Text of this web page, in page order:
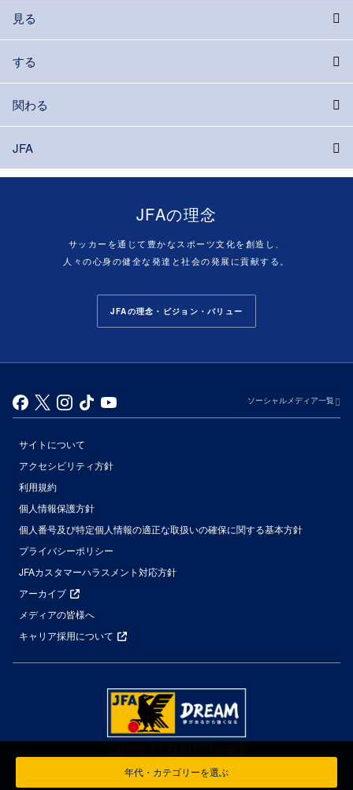
見る
する
関わる
JFA
JFAの理念
サッカーを通じて豊かなスポーツ文化を創造し、
人々の心身の健全な発達と社会の発展に貢献する。
JFAの理念・ビジョン・バリュー
ソーシャルメディア一覧
サイトについて
アクセシビリティ方針
利用規約
個人情報保護方針
個人番号及び特定個人情報の適正な取扱いの確保に関する基本方針
プライバシーポリシー
JFAカスタマーハラスメント対応方針
アーカイブ
メディアの皆様へ
キャリア採用について
© Japan Football Association All Rights Reserved.
年代・カテゴリーを選ぶ
年代・カテゴリーを選ぶ